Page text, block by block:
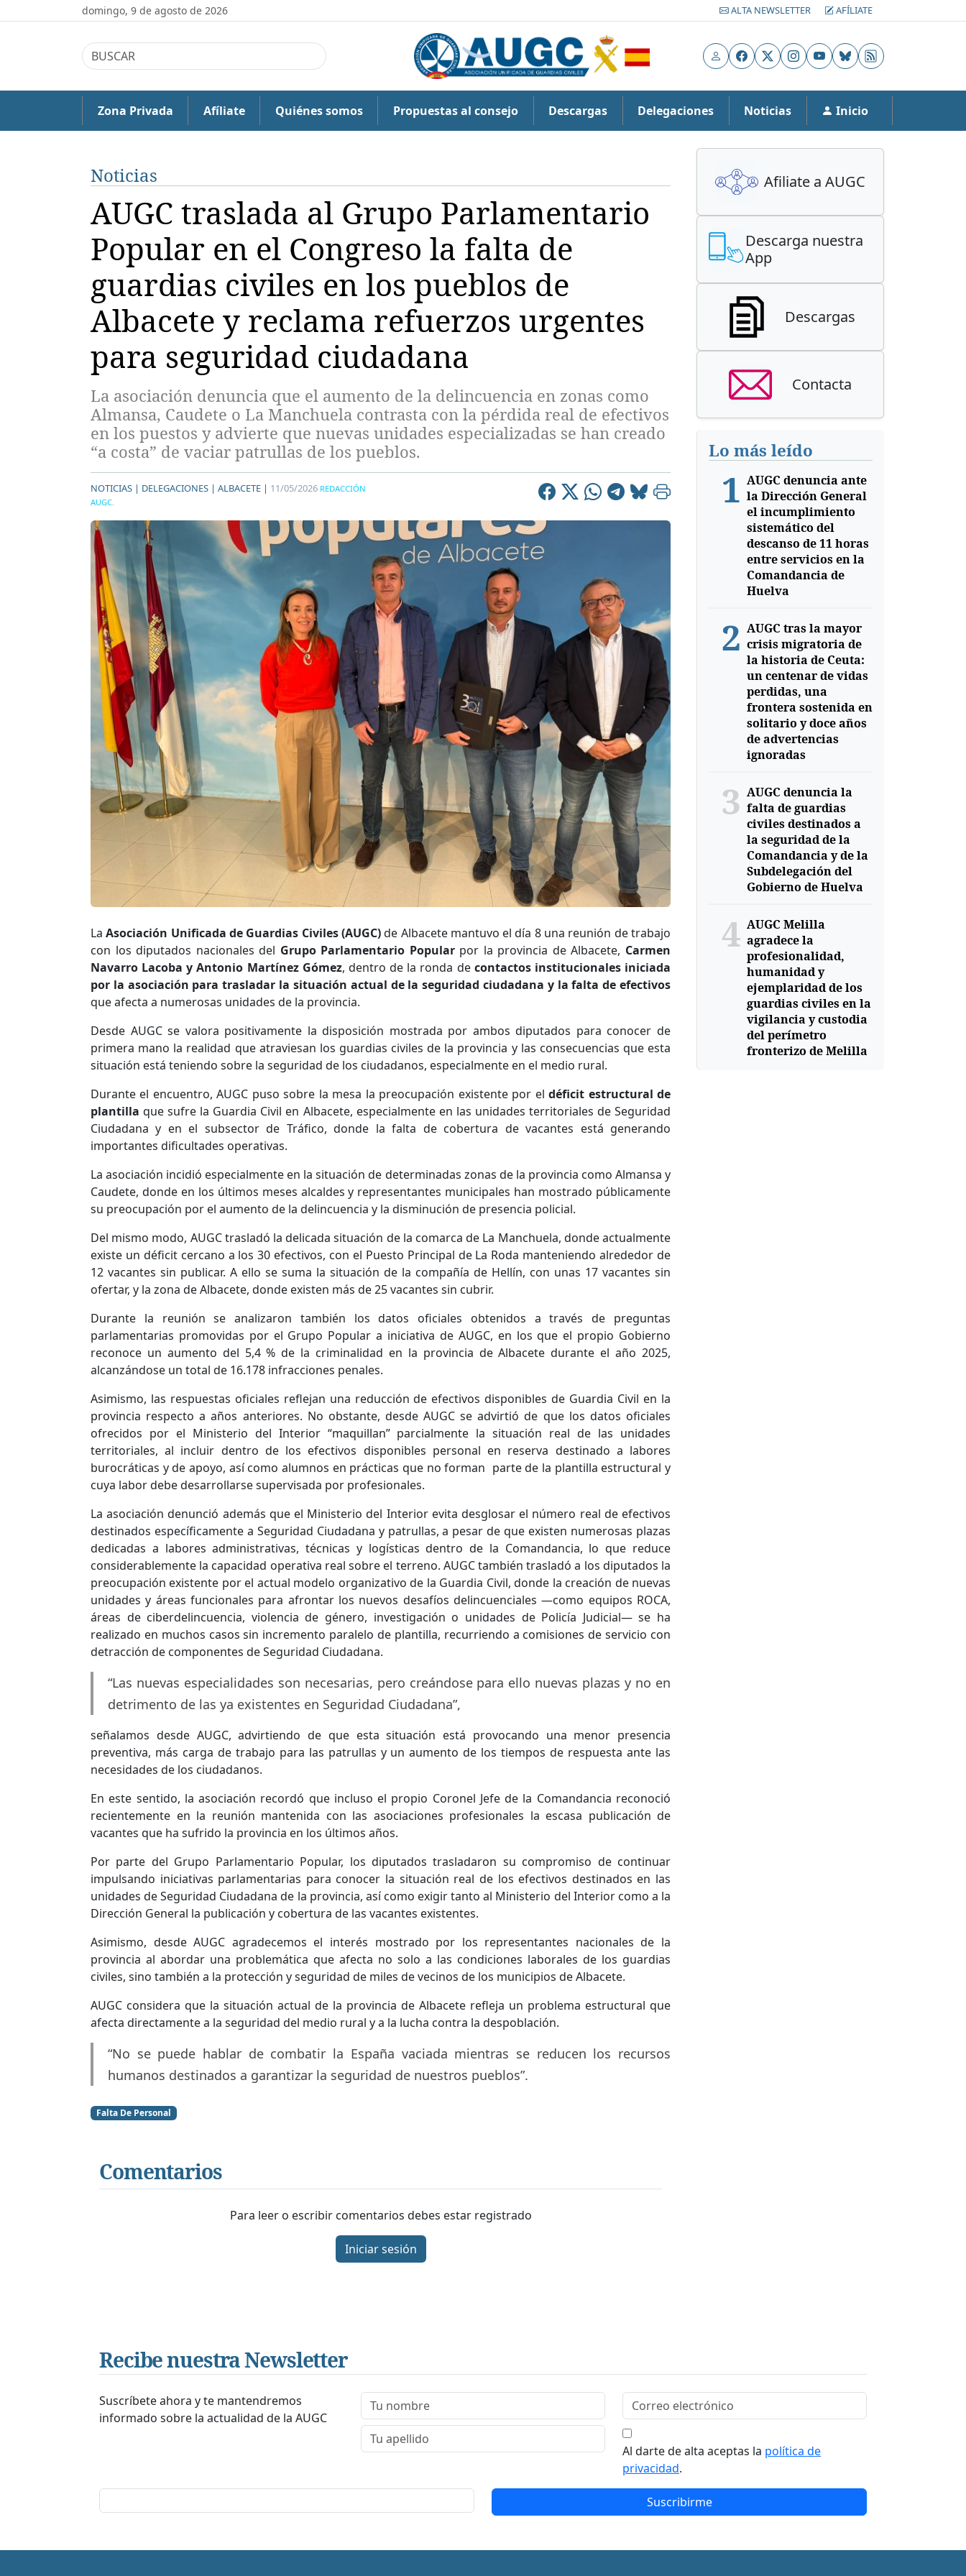
domingo, 9 de agosto de 2026 ALTA NEWSLETTER AFÍLIATE
UsuarioFacebook
X Instagram
YouTubeBluesky
RSS
Zona Privada Afíliate Quiénes somos Propuestas al consejo Descargas Delegaciones Noticias Inicio
Noticias
AUGC traslada al Grupo Parlamentario
Popular en el Congreso la falta de
guardias civiles en los pueblos de
Albacete y reclama refuerzos urgentes
para seguridad ciudadana
La asociación denuncia que el aumento de la delincuencia en zonas como
Almansa, Caudete o La Manchuela contrasta con la pérdida real de efectivos
en los puestos y advierte que nuevas unidades especializadas se han creado
“a costa” de vaciar patrullas de los pueblos.
NOTICIAS | DELEGACIONES | ALBACETE | 11/05/2026 REDACCIÓN
AUGC.
LaAsociación Unificada de Guardias Civiles (AUGC)de Albacete mantuvo el día 8 una reunión de trabajo
con los diputados nacionales del Grupo Parlamentario Popularpor la provincia de Albacete, Carmen
Navarro Lacoba y Antonio Martínez Gómez, dentro de la ronda decontactos institucionales iniciada
por la asociación para trasladar la situación actual de la seguridad ciudadana y la falta de efectivos
que afecta a numerosas unidades de la provincia.
Desde AUGC se valora positivamente la disposición mostrada por ambos diputados para conocer de
primera mano la realidad que atraviesan los guardias civiles de la provincia y las consecuencias que esta
situación está teniendo sobre la seguridad de los ciudadanos, especialmente en el medio rural.
Durante el encuentro, AUGC puso sobre la mesa la preocupación existente por eldéficit estructural de
plantillaque sufre la Guardia Civil en Albacete, especialmente en las unidades territoriales de Seguridad
Ciudadana y en el subsector de Tráfico, donde la falta de cobertura de vacantes está generando
importantes dificultades operativas.
La asociación incidió especialmente en la situación de determinadas zonas de la provincia como Almansa y
Caudete, donde en los últimos meses alcaldes y representantes municipales han mostrado públicamente
su preocupación por el aumento de la delincuencia y la disminución de presencia policial.
Del mismo modo, AUGC trasladó la delicada situación de la comarca de La Manchuela, donde actualmente
existe un déficit cercano a los 30 efectivos, con el Puesto Principal de La Roda manteniendo alrededor de
12 vacantes sin publicar. A ello se suma la situación de la compañía de Hellín, con unas 17 vacantes sin
ofertar, y la zona de Albacete, donde existen más de 25 vacantes sin cubrir.
Durante la reunión se analizaron también los datos oficiales obtenidos a través de preguntas
parlamentarias promovidas por el Grupo Popular a iniciativa de AUGC, en los que el propio Gobierno
reconoce un aumento del 5,4 % de la criminalidad en la provincia de Albacete durante el año 2025,
alcanzándose un total de 16.178 infracciones penales.
Asimismo, las respuestas oficiales reflejan una reducción de efectivos disponibles de Guardia Civil en la
provincia respecto a años anteriores. No obstante, desde AUGC se advirtió de que los datos oficiales
ofrecidos por el Ministerio del Interior “maquillan” parcialmente la situación real de las unidades
territoriales, al incluir dentro de los efectivos disponibles personal en reserva destinado a labores
burocráticas y de apoyo, así como alumnos en prácticas que no forman parte de la plantilla estructural y
cuya labor debe desarrollarse supervisada por profesionales.
La asociación denunció además que el Ministerio del Interior evita desglosar el número real de efectivos
destinados específicamente a Seguridad Ciudadana y patrullas, a pesar de que existen numerosas plazas
dedicadas a labores administrativas, técnicas y logísticas dentro de la Comandancia, lo que reduce
considerablemente la capacidad operativa real sobre el terreno. AUGC también trasladó a los diputados la
preocupación existente por el actual modelo organizativo de la Guardia Civil, donde la creación de nuevas
unidades y áreas funcionales para afrontar los nuevos desafíos delincuenciales —como equipos ROCA,
áreas de ciberdelincuencia, violencia de género, investigación o unidades de Policía Judicial— se ha
realizado en muchos casos sin incremento paralelo de plantilla, recurriendo a comisiones de servicio con
detracción de componentes de Seguridad Ciudadana.
“Las nuevas especialidades son necesarias, pero creándose para ello nuevas plazas y no en
detrimento de las ya existentes en Seguridad Ciudadana”,
señalamos desde AUGC, advirtiendo de que esta situación está provocando una menor presencia
preventiva, más carga de trabajo para las patrullas y un aumento de los tiempos de respuesta ante las
necesidades de los ciudadanos.
En este sentido, la asociación recordó que incluso el propio Coronel Jefe de la Comandancia reconoció
recientemente en la reunión mantenida con las asociaciones profesionales la escasa publicación de
vacantes que ha sufrido la provincia en los últimos años.
Por parte del Grupo Parlamentario Popular, los diputados trasladaron su compromiso de continuar
impulsando iniciativas parlamentarias para conocer la situación real de los efectivos destinados en las
unidades de Seguridad Ciudadana de la provincia, así como exigir tanto al Ministerio del Interior como a la
Dirección General la publicación y cobertura de las vacantes existentes.
Asimismo, desde AUGC agradecemos el interés mostrado por los representantes nacionales de la
provincia al abordar una problemática que afecta no solo a las condiciones laborales de los guardias
civiles, sino también a la protección y seguridad de miles de vecinos de los municipios de Albacete.
AUGC considera que la situación actual de la provincia de Albacete refleja un problema estructural que
afecta directamente a la seguridad del medio rural y a la lucha contra la despoblación.
“No se puede hablar de combatir la España vaciada mientras se reducen los recursos
humanos destinados a garantizar la seguridad de nuestros pueblos”.
Falta De Personal
Comentarios
Para leer o escribir comentarios debes estar registrado
Iniciar sesión
Afiliate a AUGC
Descarga nuestra
App
Descargas
Contacta
Lo más leído
1 AUGC denuncia ante
la Dirección General
el incumplimiento
sistemático del
descanso de 11 horas
entre servicios en la
Comandancia de
Huelva
2 AUGC tras la mayor
crisis migratoria de
la historia de Ceuta:
un centenar de vidas
perdidas, una
frontera sostenida en
solitario y doce años
de advertencias
ignoradas
3 AUGC denuncia la
falta de guardias
civiles destinados a
la seguridad de la
Comandancia y de la
Subdelegación del
Gobierno de Huelva
4 AUGC Melilla
agradece la
profesionalidad,
humanidad y
ejemplaridad de los
guardias civiles en la
vigilancia y custodia
del perímetro
fronterizo de Melilla
Recibe nuestra Newsletter
Suscríbete ahora y te mantendremos
informado sobre la actualidad de la AUGC
Al darte de alta aceptas la política de
privacidad.
Suscribirme